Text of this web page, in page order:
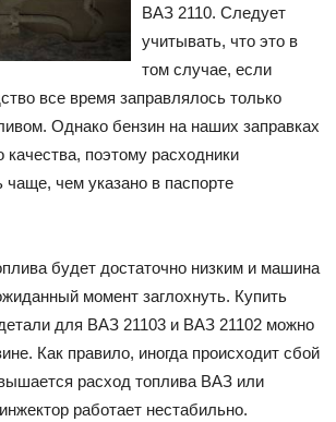
ВАЗ 2110. Следует
учитывать, что это в
том случае, если
все время заправлялось только
Однако бензин на наших заправках
качества, поэтому расходники
чаще, чем указано в паспорте
будет достаточно низким и машина
момент заглохнуть. Купить
для ВАЗ 21103 и ВАЗ 21102 можно
Как правило, иногда происходит сбой
расход топлива ВАЗ или
работает нестабильно.